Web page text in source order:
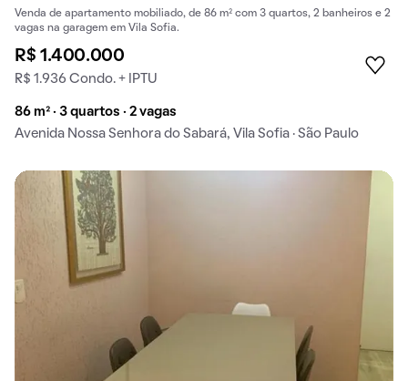
Venda de apartamento mobiliado, de 86 m² com 3 quartos, 2 banheiros e 2
vagas na garagem em Vila Sofia.
R$ 1.400.000
R$ 1.936 Condo. + IPTU
86 m² · 3 quartos · 2 vagas
Avenida Nossa Senhora do Sabará, Vila Sofia · São Paulo